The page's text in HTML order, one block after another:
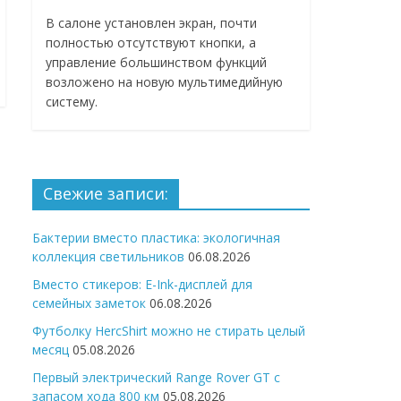
В салоне установлен экран, почти
полностью отсутствуют кнопки, а
управление большинством функций
возложено на новую мультимедийную
систему.
Свежие записи:
Бактерии вместо пластика: экологичная
коллекция светильников 06.08.2026
Вместо стикеров: E-Ink-дисплей для
семейных заметок 06.08.2026
Футболку HercShirt можно не стирать целый
месяц 05.08.2026
Первый электрический Range Rover GT с
запасом хода 800 км 05.08.2026